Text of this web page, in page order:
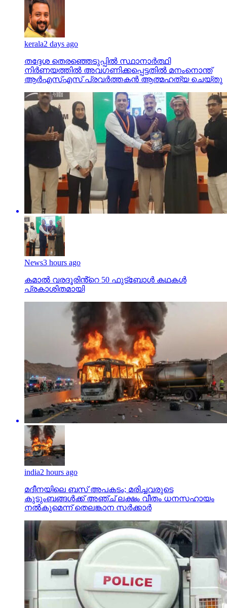
kerala2 days ago
തദ്ദേശ തെരഞ്ഞെടുപ്പില്‍ സ്ഥാനാര്‍ത്ഥി
നിര്‍ണയത്തില്‍ അവഗണിക്കപ്പെട്ടതില്‍ മനംനൊന്ത്
ആര്‍എസ്എസ് പ്രവര്‍ത്തകന്‍ ആത്മഹത്യ ചെയ്തു
News3 hours ago
കമാൽ വരദൂരിൻ്റെ 50 ഫുട്ബോൾ കഥകൾ
പ്രകാശിതമായി
india2 hours ago
മദീനയിലെ ബസ് അപകടം; മരിച്ചവരുടെ
കുടുംബങ്ങള്‍ക്ക് അഞ്ച് ലക്ഷം വീതം ധനസഹായം
നല്‍കുമെന്ന് തെലങ്കാന സര്‍ക്കാര്‍